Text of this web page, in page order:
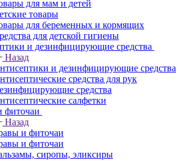
для мам и детей
товары
для беременных и кормящих
для детской гигиены
и дезинфицирующие средства
Назад
и дезинфицирующие средства
средства для рук
средства
салфетки
фиточаи
Назад
и фиточаи
и фиточаи
сиропы, эликсиры